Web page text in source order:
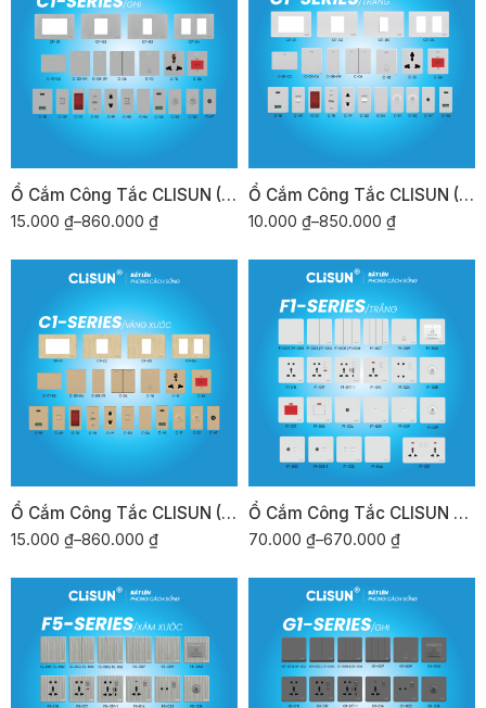
Ổ Cắm Công Tắc CLISUN (Dòng Chữ Nhật) C-SERIES/ghi
15.000 ₫–860.000 ₫
Ổ Cắm Công Tắc CLISUN (Dòng Chữ Nhật) C-SERIES/trắng
10.000 ₫–850.000 ₫
Ổ Cắm Công Tắc CLISUN (Dòng Chữ Nhật) C-SERIES/vàng xước
15.000 ₫–860.000 ₫
Ổ Cắm Công Tắc CLISUN F1-SERIES/trắng
70.000 ₫–670.000 ₫